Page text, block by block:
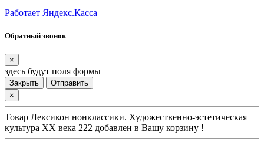
Работает Яндекс.Касса
Обратный звонок
×
здесь будут поля формы
Закрыть
Отправить
×
Товар Лексикон нонклассики. Художественно-эстетическая
культура XX века 222 добавлен в Вашу корзину !